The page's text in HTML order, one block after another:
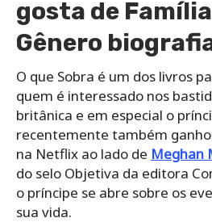
gosta de Família
Gênero
O que Sobra é um dos livros
quem é interessado nos
britânica e em especial o
recentemente também
na Netflix ao lado de Meghan
do selo Objetiva da editora
o príncipe se abre sobre os
sua vida.